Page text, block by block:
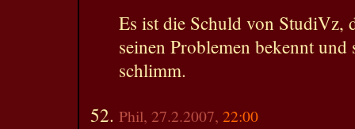
Es ist die Schuld von StudiVz,
seinen Problemen bekennt und
schlimm.
Phil, 27.2.2007, 22:00